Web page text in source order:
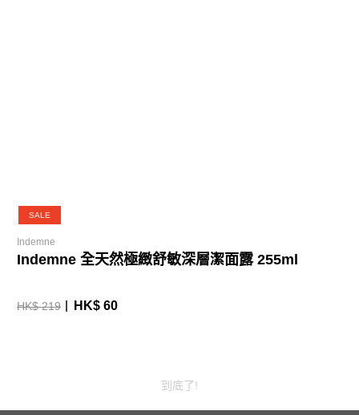
SALE
Indemne
Indemne 全天然極緻舒敏深層潔面露 255ml
HK$ 219 HK$ 60
到底了!